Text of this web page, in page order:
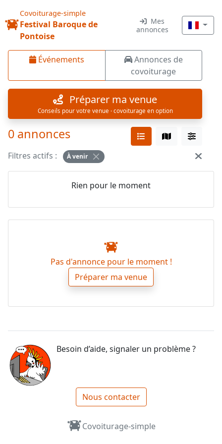
Covoiturage-simple
Festival Baroque de
Pontoise
Mes
annonces
Événements
Annonces de
covoiturage
Préparer ma venue
Conseils pour votre venue · covoiturage en option
0 annonces
Filtres actifs : À venir
Rien pour le moment
Pas d'annonce pour le moment !
Préparer ma venue
Besoin d’aide, signaler un problème ?
Nous contacter
Covoiturage-simple